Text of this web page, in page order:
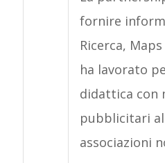
fornire
Ricerca,
ha lavorato
didattica con
pubblicitari
associazioni